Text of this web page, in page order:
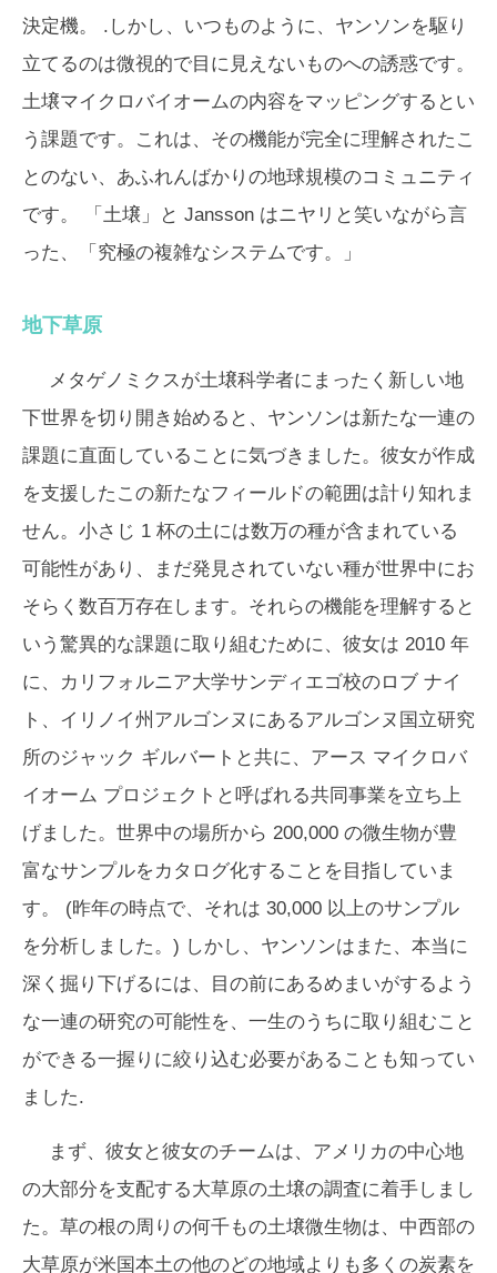
決定機。 .しかし、いつものように、ヤンソンを駆り
立てるのは微視的で目に見えないものへの誘惑です。
土壌マイクロバイオームの内容をマッピングするとい
う課題です。これは、その機能が完全に理解されたこ
とのない、あふれんばかりの地球規模のコミュニティ
です。 「土壌」と Jansson はニヤリと笑いながら言
った、「究極の複雑なシステムです。」
地下草原
メタゲノミクスが土壌科学者にまったく新しい地
下世界を切り開き始めると、ヤンソンは新たな一連の
課題に直面していることに気づきました。彼女が作成
を支援したこの新たなフィールドの範囲は計り知れま
せん。小さじ 1 杯の土には数万の種が含まれている
可能性があり、まだ発見されていない種が世界中にお
そらく数百万存在します。それらの機能を理解すると
いう驚異的な課題に取り組むために、彼女は 2010 年
に、カリフォルニア大学サンディエゴ校のロブ ナイ
ト、イリノイ州アルゴンヌにあるアルゴンヌ国立研究
所のジャック ギルバートと共に、アース マイクロバ
イオーム プロジェクトと呼ばれる共同事業を立ち上
げました。世界中の場所から 200,000 の微生物が豊
富なサンプルをカタログ化することを目指していま
す。 (昨年の時点で、それは 30,000 以上のサンプル
を分析しました。) しかし、ヤンソンはまた、本当に
深く掘り下げるには、目の前にあるめまいがするよう
な一連の研究の可能性を、一生のうちに取り組むこと
ができる一握りに絞り込む必要があることも知ってい
ました.
まず、彼女と彼女のチームは、アメリカの中心地
の大部分を支配する大草原の土壌の調査に着手しまし
た。草の根の周りの何千もの土壌微生物は、中西部の
大草原が米国本土の他のどの地域よりも多くの炭素を